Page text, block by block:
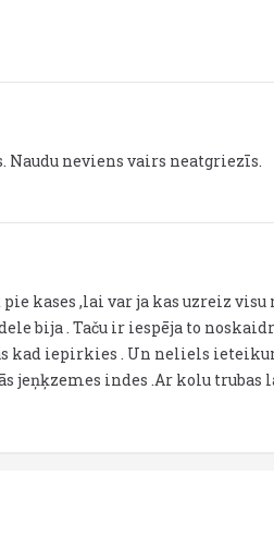
Naudu neviens vairs neatgriezīs.
kases ,lai var ja kas uzreiz
bija . Taču ir iespēja to
kad iepirkies . Un neliels
jeņķzemes indes .Ar kolu